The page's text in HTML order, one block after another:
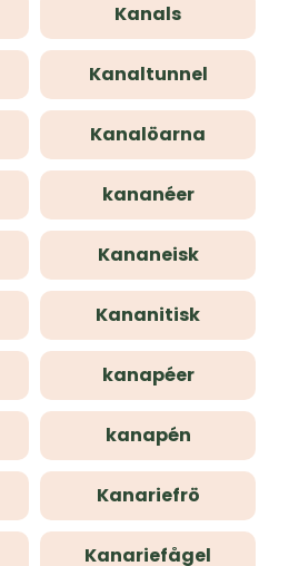
Kanals
Kanaltunnel
Kanalöarna
kananéer
Kananeisk
Kananitisk
kanapéer
kanapén
Kanariefrö
Kanariefågel